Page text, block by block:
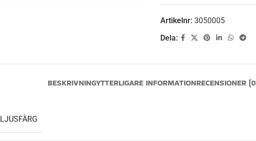
Artikelnr: 3050005
Dela:
BESKRIVNINGYTTERLIGARE INFORMATIONRECENSIONER
LJUSFÄRG